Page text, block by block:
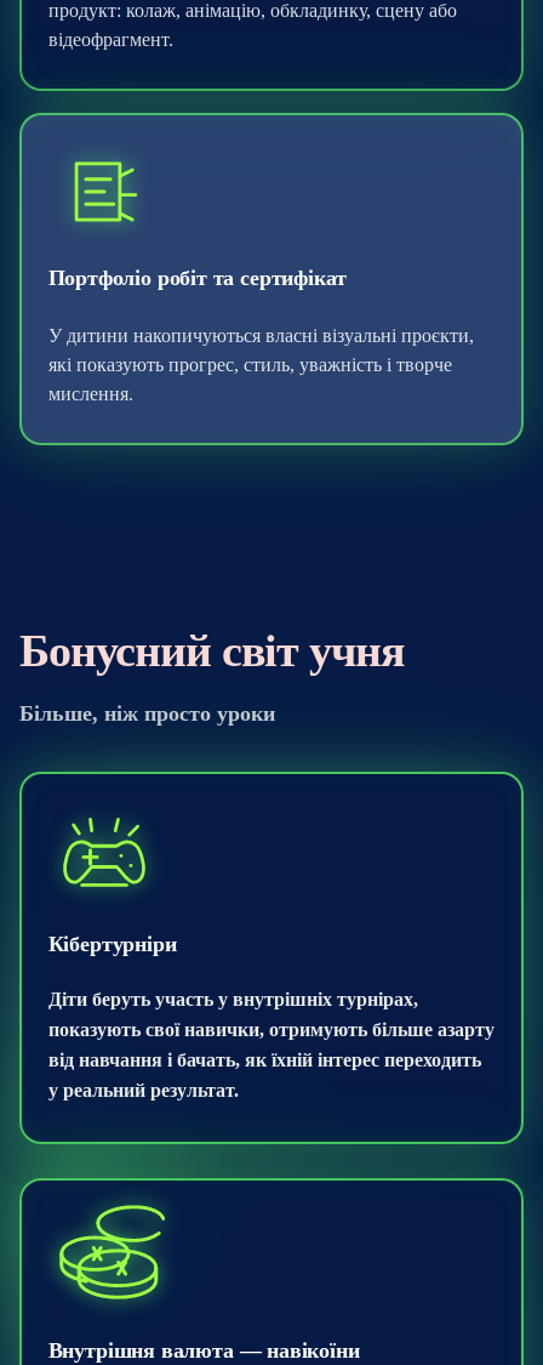
продукт: колаж, анімацію, обкладинку, сцену або
відеофрагмент.
Портфоліо робіт та сертифікат
У дитини накопичуються власні візуальні проєкти,
які показують прогрес, стиль, уважність і творче
мислення.
Бонусний світ учня
Більше, ніж просто уроки
Кібертурніри
Діти беруть участь у внутрішніх турнірах,
показують свої навички, отримують більше азарту
від навчання і бачать, як їхній інтерес переходить
у реальний результат.
Внутрішня валюта — навікоїни